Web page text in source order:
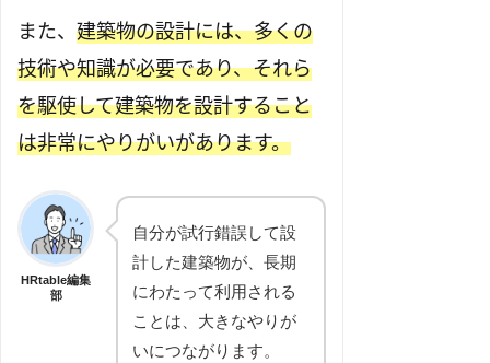
また、 建築物の設計には、多くの
技術や知識が必要であり、それら
を駆使して建築物を設計すること
は非常にやりがいがあります。
HRtable編集
部
自分が試行錯誤して設
計した建築物が、長期
にわたって利用される
ことは、大きなやりが
いにつながります。